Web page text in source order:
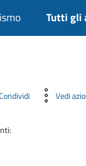
Tutti gli
Vedi